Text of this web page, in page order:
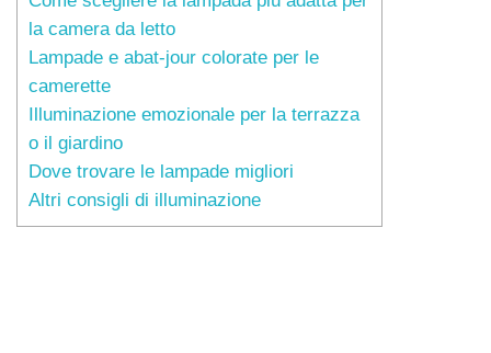
la camera da letto
Lampade e abat-jour colorate per le
camerette
Illuminazione emozionale per la terrazza
o il giardino
Dove trovare le lampade migliori
Altri consigli di illuminazione